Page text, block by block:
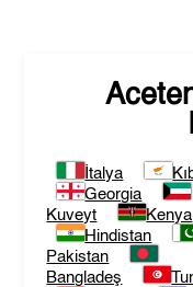
İtalya
Georgia
Kuveyt
Kenya
Hindistan
Pakistan
Bangladeş